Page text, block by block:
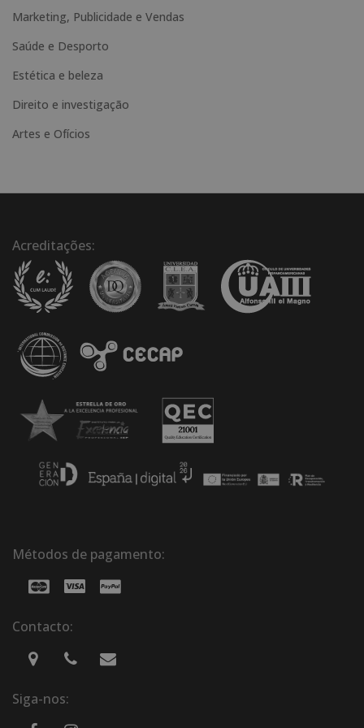
Marketing, Publicidade e Vendas
Saúde e Desporto
Estética e beleza
Direito e investigação
Artes e Ofícios
Acreditações:
Métodos de pagamento:
Contacto:
Siga-nos: